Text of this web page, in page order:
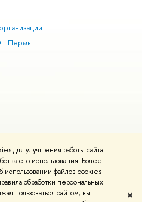
для улучшения работы сайта
его использования. Более
файлов cookies
обработки персональных
пользоваться сайтом, вы
✖
- Пермь
возможностями